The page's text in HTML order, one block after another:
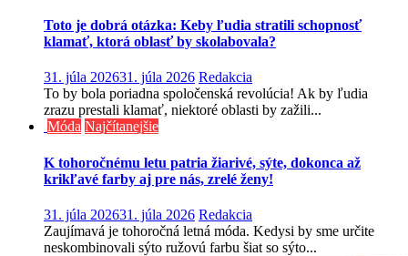
Toto je dobrá otázka: Keby ľudia stratili schopnosť
klamať, ktorá oblasť by skolabovala?
31. júla 202631. júla 2026 Redakcia
To by bola poriadna spoločenská revolúcia! Ak by ľudia
zrazu prestali klamať, niektoré oblasti by zažili...
Móda Najčítanejšie
K tohoročnému letu patria žiarivé, sýte, dokonca až
krikľavé farby aj pre nás, zrelé ženy!
31. júla 202631. júla 2026 Redakcia
Zaujímavá je tohoročná letná móda. Kedysi by sme určite
neskombinovali sýto ružovú farbu šiat so sýto...